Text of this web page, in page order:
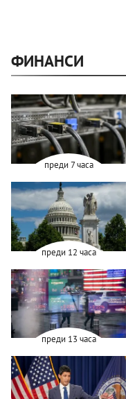
ФИНАНСИ
преди 7 часа
преди 12 часа
преди 13 часа